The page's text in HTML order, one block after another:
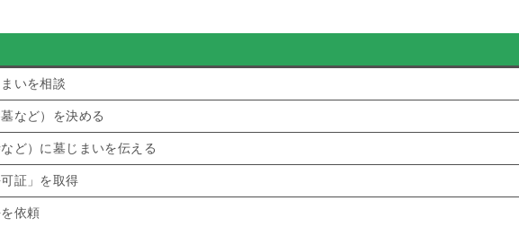
いを相談
など）を決める
ど）に墓じまいを伝える
証」を取得
依頼